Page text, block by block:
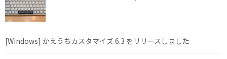
[Windows] かえうちカスタマイズ 6.3 をリリースしました